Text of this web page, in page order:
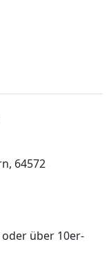
64572
über 10er-